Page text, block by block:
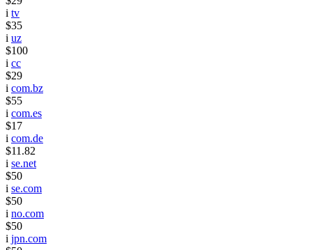
i tv
$35
i uz
$100
i cc
$29
i com.bz
$55
i com.es
$17
i com.de
$11.82
i se.net
$50
i se.com
$50
i no.com
$50
i jpn.com